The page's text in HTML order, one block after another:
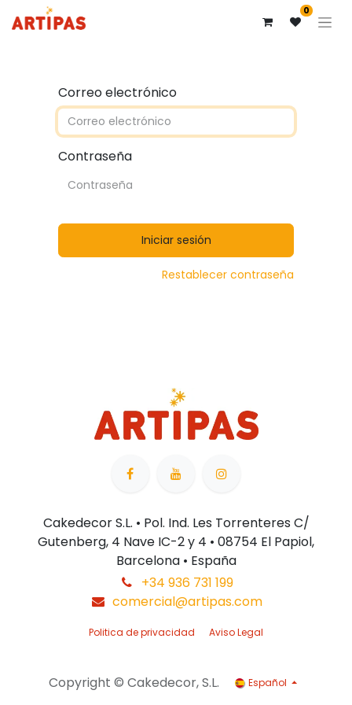
0
Correo electrónico
Contraseña
Iniciar sesión
Restablecer contraseña
Cakedecor S.L. • Pol. Ind. Les Torrenteres C/
Gutenberg, 4 Nave IC-2 y 4 • 08754 El Papiol,
Barcelona • España
+34 936 731 199
comercial@artipas.com
Politica de privacidad Aviso Legal
Copyright © Cakedecor, S.L. Español